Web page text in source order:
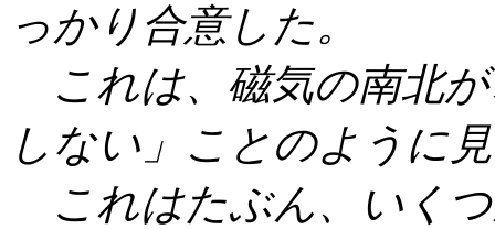
っかり合意した。
これは、磁気の南北
しない」ことのように
これはたぶん、いく